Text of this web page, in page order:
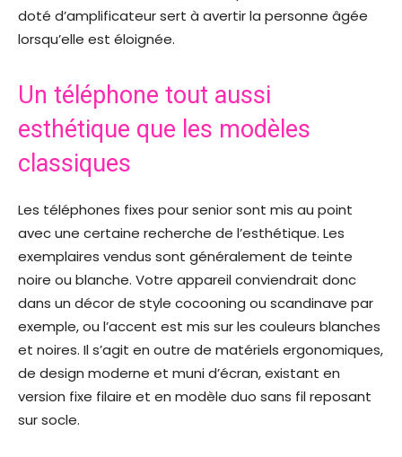
doté d’amplificateur sert à avertir la personne âgée
lorsqu’elle est éloignée.
Un téléphone tout aussi
esthétique que les modèles
classiques
Les téléphones fixes pour senior sont mis au point
avec une certaine recherche de l’esthétique. Les
exemplaires vendus sont généralement de teinte
noire ou blanche. Votre appareil conviendrait donc
dans un décor de style cocooning ou scandinave par
exemple, ou l’accent est mis sur les couleurs blanches
et noires. Il s’agit en outre de matériels ergonomiques,
de design moderne et muni d’écran, existant en
version fixe filaire et en modèle duo sans fil reposant
sur socle.